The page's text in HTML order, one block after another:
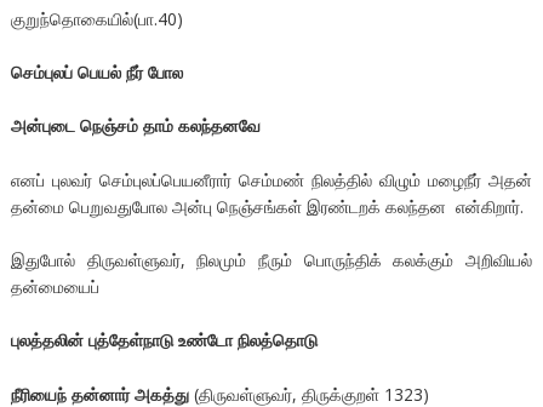
குறுந்தொகையில்(பா.40)
செம்புலப் பெயல் நீர் போல
அன்புடை நெஞ்சம் தாம் கலந்தனவே
எனப் புலவர் செம்புலப்பெயனீரார் செம்மண் நிலத்தில் விழும் மழைநீர் அதன்
தன்மை பெறுவதுபோல அன்பு நெஞ்சங்கள் இரண்டறக் கலந்தன என்கிறார்.
இதுபோல் திருவள்ளுவர், நிலமும் நீரும் பொருந்திக் கலக்கும் அறிவியல்
தன்மையைப்
புலத்தலின் புத்தேள்நாடு உண்டோ நிலத்தொடு
நீரியைந் தன்னார் அகத்து(திருவள்ளுவர், திருக்குறள் 1323)